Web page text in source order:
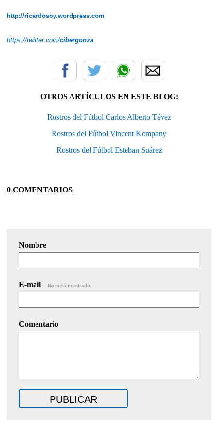
http://ricardosoy.wordpress.com
https://twitter.com/cibergonza
OTROS ARTÍCULOS EN ESTE BLOG:
Rostros del Fútbol Carlos Alberto Tévez
Rostros del Fútbol Vincent Kompany
Rostros del Fútbol Esteban Suárez
0 COMENTARIOS
Nombre
E-mail No será mostrado.
Comentario